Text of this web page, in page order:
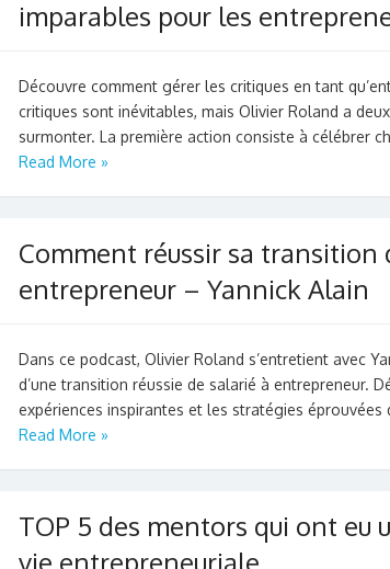
imparables pour les
Découvre comment gérer les critiques en tant
critiques sont inévitables, mais Olivier Roland a
surmonter. La première action consiste à célébrer
Read More »
Comment réussir sa transition
entrepreneur – Yannick Alain
Dans ce podcast, Olivier Roland s’entretient avec
d’une transition réussie de salarié à entrepreneur.
expériences inspirantes et les stratégies
Read More »
TOP 5 des mentors qui ont eu
vie entrepreneuriale